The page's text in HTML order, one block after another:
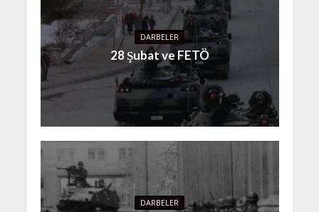
DARBELER
28 Şubat ve FETÖ
DARBELER